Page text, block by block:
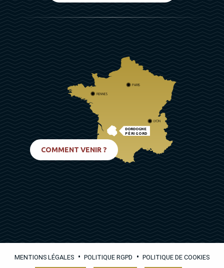
DORDOGNE
PÉRIGORD
PARIS
RENNES
LYON
COMMENT VENIR ?
MENTIONS LÉGALES • POLITIQUE RGPD • POLITIQUE DE COOKIES